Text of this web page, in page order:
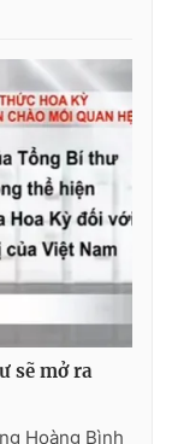
Quốc Thắng,
932
sẽ mở ra
Hoàng Bình